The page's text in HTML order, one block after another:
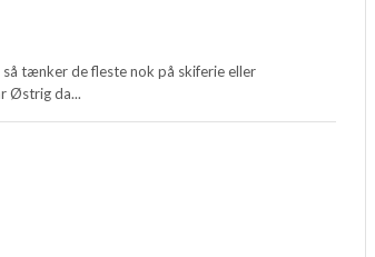
tænker de fleste nok på skiferie eller
Østrig da...